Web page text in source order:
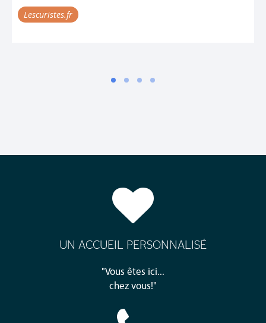
UN ACCUEIL PERSONNALISÉ
"Vous êtes ici...
chez vous!"